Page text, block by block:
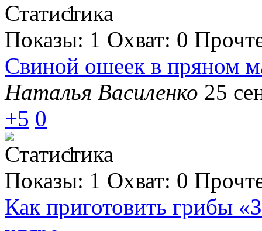
1
Показы: 1 Охват: 0
Свиной ошеек в пряном
Наталья Василенко 25
+5 0
1
Показы: 1 Охват: 0
Как приготовить грибы